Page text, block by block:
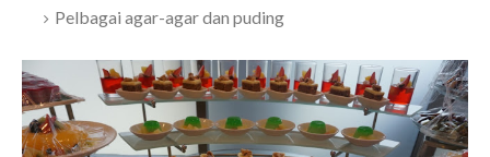
Pelbagai agar-agar dan puding